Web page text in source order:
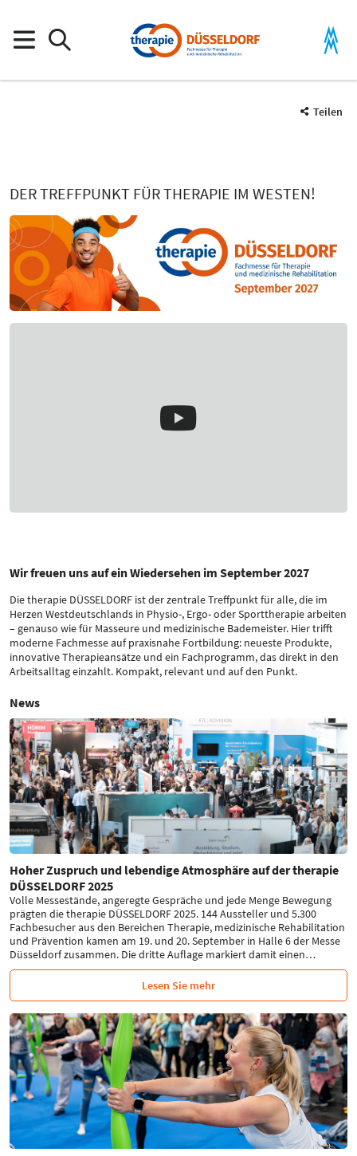
Teilen
DER TREFFPUNKT FÜR THERAPIE IM WESTEN!
Wir freuen uns auf ein Wiedersehen im September 2027
Die therapie DÜSSELDORF ist der zentrale Treffpunkt für alle, die im
Herzen Westdeutschlands in Physio-, Ergo- oder Sporttherapie arbeiten
– genauso wie für Masseure und medizinische Bademeister. Hier trifft
moderne Fachmesse auf praxisnahe Fortbildung: neueste Produkte,
innovative Therapieansätze und ein Fachprogramm, das direkt in den
Arbeitsalltag einzahlt. Kompakt, relevant und auf den Punkt.
News
Hoher Zuspruch und lebendige Atmosphäre auf der therapie
DÜSSELDORF 2025
Volle Messestände, angeregte Gespräche und jede Menge Bewegung
prägten die therapie DÜSSELDORF 2025. 144 Aussteller und 5.300
Fachbesucher aus den Bereichen Therapie, medizinische Rehabilitation
und Prävention kamen am 19. und 20. September in Halle 6 der Messe
Düsseldorf zusammen. Die dritte Auflage markiert damit einen…
Lesen Sie mehr